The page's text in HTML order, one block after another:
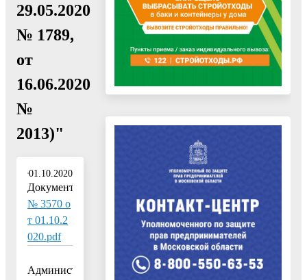
29.05.2020
№ 1789,
от
16.06.2020
№
2013)"
01.10.2020
Документ:
№ 3570 о
т 01.10.2
020.pdf
Администрация